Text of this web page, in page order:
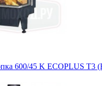
600/45 K ECOPLUS T3